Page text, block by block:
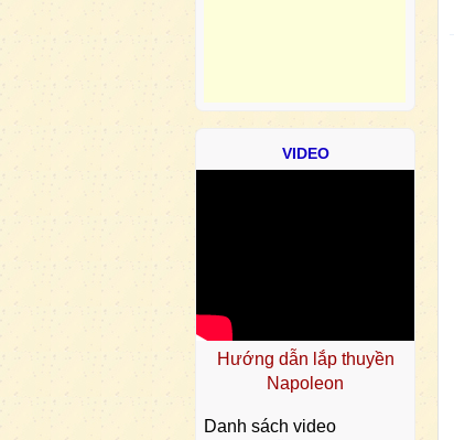
VIDEO
Hướng dẫn lắp thuyền
Napoleon
Danh sách video